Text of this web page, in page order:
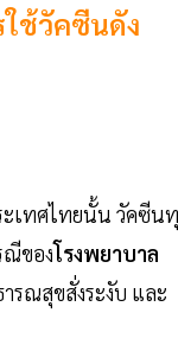
ใช้วัคซีนดัง
ะเทศไทยนั้น วัคซีน
ณีของโรงพยาบาล
รณสุขสั่งระงับ และ